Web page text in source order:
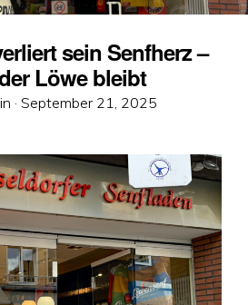
sein Senfherz –
Löwe bleibt
· Veröffentlicht
September 21, 2025